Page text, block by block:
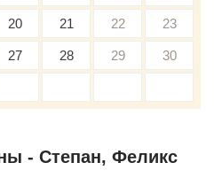
20 21 22 23
27 28 29 30
- Степан, Феликс